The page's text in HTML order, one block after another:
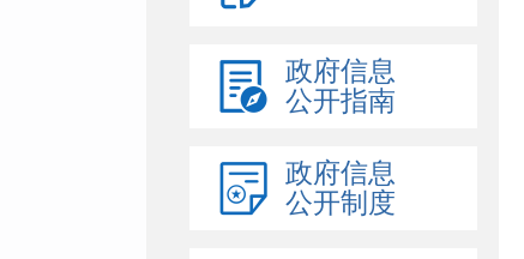
政府信息
公开指南
政府信息
公开制度